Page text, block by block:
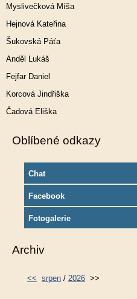
Myslivečková Míša
Hejnová Kateřina
Šukovská Páťa
Anděl Lukáš
Fejfar Daniel
Korcová Jindřiška
Čadová Eliška
Oblíbené odkazy
Chat
Facebook
Fotogalerie
Archiv
<< srpen / 2026 >>